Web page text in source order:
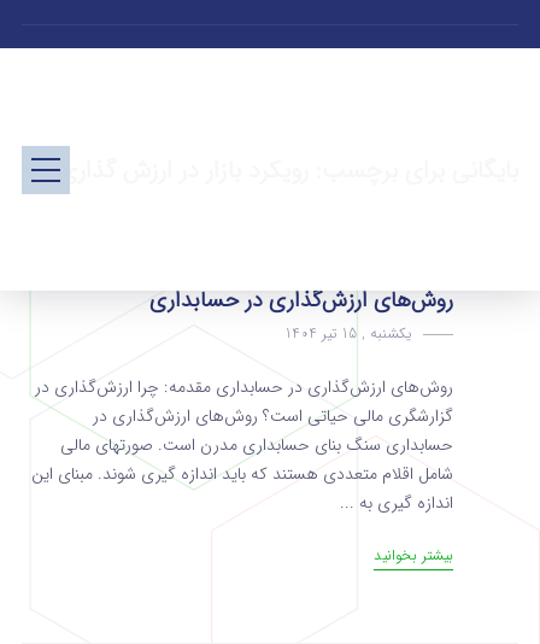
بایگانی برای برچسب: رویکرد بازار در ارزش گذاری
روش‌های ارزش‌گذاری در حسابداری
یکشنبه , 15 تیر 1404
روش‌های ارزش‌گذاری در حسابداری مقدمه: چرا ارزش‌گذاری در
گزارشگری مالی حیاتی است؟ روش‌های ارزش‌گذاری در
حسابداری سنگ بنای حسابداری مدرن است. صورتهای مالی
شامل اقلام متعددی هستند که باید اندازه‌ گیری شوند. مبنای این
اندازه‌ گیری به ...
بیشتر بخوانید